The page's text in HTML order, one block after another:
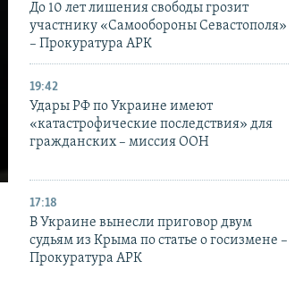
До 10 лет лишения свободы грозит
участнику «Самообороны Севастополя»
– Прокуратура АРК
19:42
Удары РФ по Украине имеют
«катастрофические последствия» для
гражданских – миссия ООН
17:18
В Украине вынесли приговор двум
судьям из Крыма по статье о госизмене –
Прокуратура АРК